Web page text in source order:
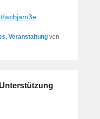
wcbjam3e
, Veranstaltung von